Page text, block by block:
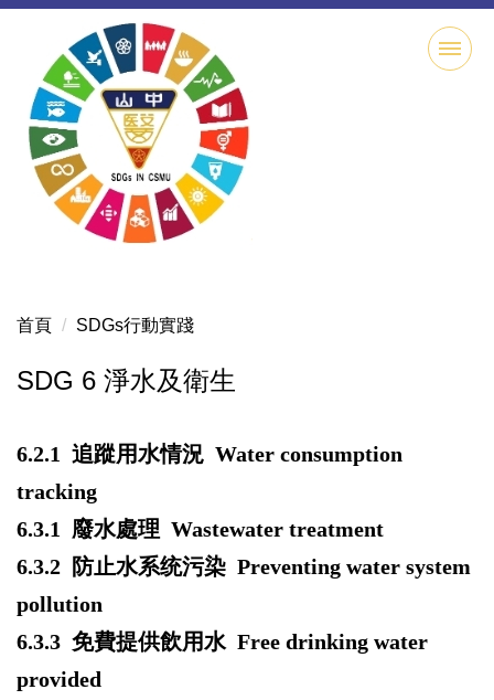
首頁 SDGs行動實踐
SDG 6 淨水及衛生
6.2.1 追蹤用水情況 Water consumption
tracking
6.3.1 廢水處理 Wastewater treatment
6.3.2 防止水系统污染 Preventing water system
pollution
6.3.3 免費提供飲用水 Free drinking water
provided